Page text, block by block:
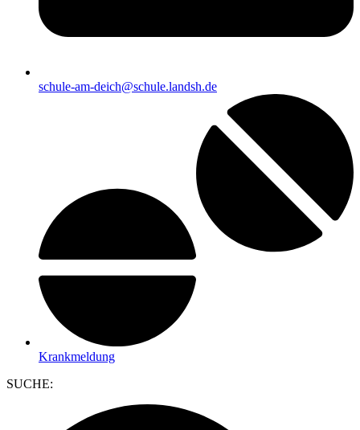
schule-am-deich@schule.landsh.de
Krankmeldung
SUCHE: